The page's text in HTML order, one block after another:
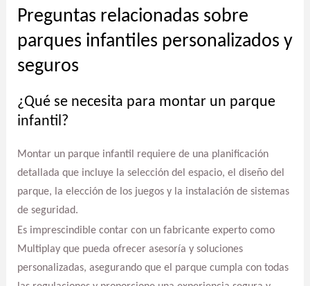
Preguntas relacionadas sobre
parques infantiles personalizados y
seguros
¿Qué se necesita para montar un parque
infantil?
Montar un parque infantil requiere de una planificación
detallada que incluye la selección del espacio, el diseño del
parque, la elección de los juegos y la instalación de sistemas
de seguridad.
Es imprescindible contar con un fabricante experto como
Multiplay que pueda ofrecer asesoría y soluciones
personalizadas, asegurando que el parque cumpla con todas